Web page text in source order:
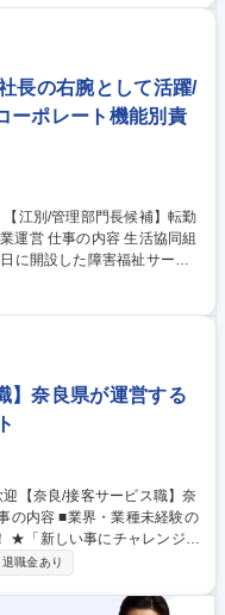
の管理、墓石の彫刻発注等■
応対の品質管理）■電話応
対応の二次対応■日々の業
販売接客・サポート 募集
経験を寺院の未来を創る力
長の右腕として活躍/
ーポレート機能別責
活協同組
に開設した障害福祉サービ
ズにて、管理部門長(社長
備 ■関係する官公庁や行政
業立ち上げ時における関係
集職種 【江別/
躍/地域に根差した事業運営
】奈良県が運営する
★「新しい事にチャレンジし
あれば、どなたでも歓迎で
。 ■チェックイン・アウト
退職金あり